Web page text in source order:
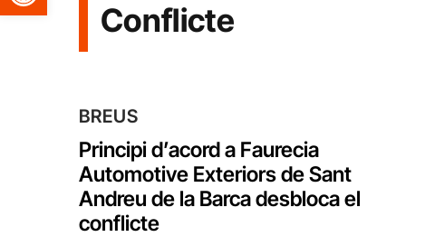
Conflicte
BREUS
Principi d’acord a Faurecia
Automotive Exteriors de Sant
Andreu de la Barca desbloca el
conflicte